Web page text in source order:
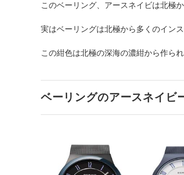
このベーリング、アースネイビは北極
実はベーリングは北極から多くのイン
この紺色は北極の深海の濃紺から作ら
ベーリングのアースネイビ